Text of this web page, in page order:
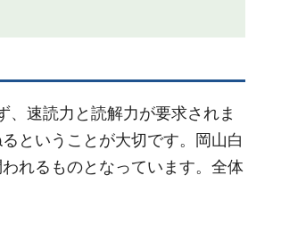
、速読力と読解力が要求されま
ということが大切です。岡山白
れるものとなっています。全体